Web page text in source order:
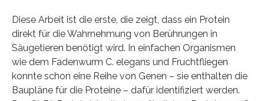
Diese Arbeit ist die erste, die zeigt, dass ein Protein
direkt für die Wahrnehmung von Berührungen in
Säugetieren benötigt wird. In einfachen Organismen
wie dem Fadenwurm C. elegans und Fruchtfliegen
konnte schon eine Reihe von Genen – sie enthalten die
Baupläne für die Proteine – dafür identifiziert werden.